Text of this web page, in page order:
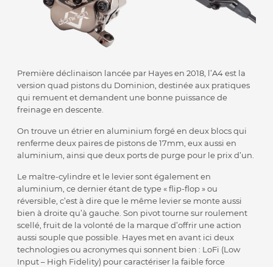
Première déclinaison lancée par Hayes en 2018, l’A4 est la
version quad pistons du Dominion, destinée aux pratiques
qui remuent et demandent une bonne puissance de
freinage en descente.
On trouve un étrier en aluminium forgé en deux blocs qui
renferme deux paires de pistons de 17mm, eux aussi en
aluminium, ainsi que deux ports de purge pour le prix d’un.
Le maître-cylindre et le levier sont également en
aluminium, ce dernier étant de type « flip-flop » ou
réversible, c’est à dire que le même levier se monte aussi
bien à droite qu’à gauche. Son pivot tourne sur roulement
scellé, fruit de la volonté de la marque d’offrir une action
aussi souple que possible. Hayes met en avant ici deux
technologies ou acronymes qui sonnent bien : LoFi (Low
Input – High Fidelity) pour caractériser la faible force